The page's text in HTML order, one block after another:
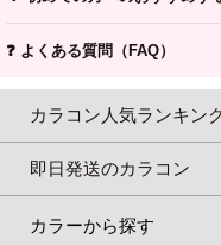
❓ よくある質問（FAQ）
カラコン人気ランキン
即日発送のカラコン
カラーから探す